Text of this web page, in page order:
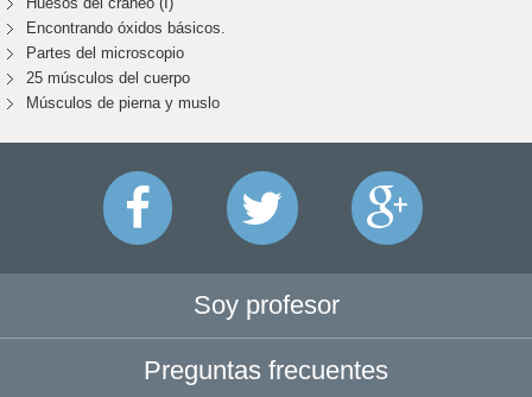
Encontrando óxidos básicos.
Partes del microscopio
25 músculos del cuerpo
Músculos de pierna y muslo
Soy profesor
Preguntas frecuentes